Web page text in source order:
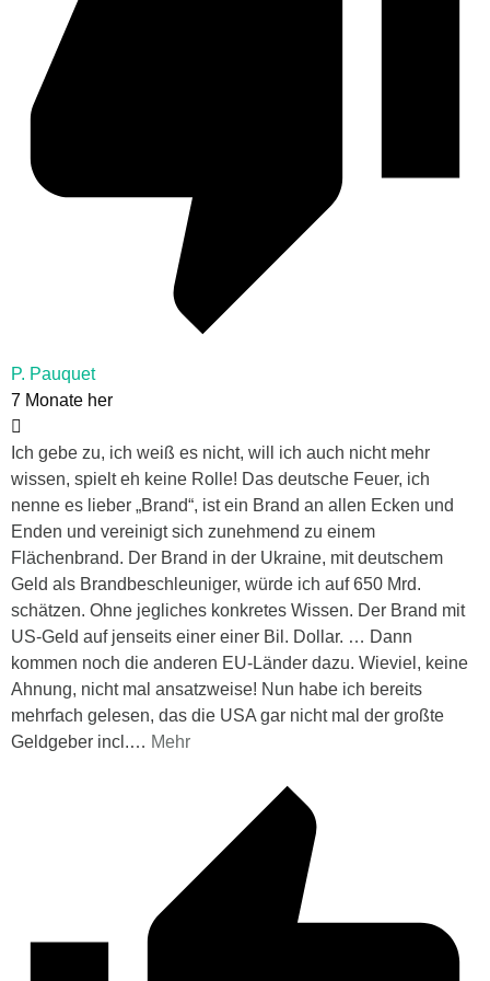
P. Pauquet
7 Monate her
Ich gebe zu, ich weiß es nicht, will ich auch nicht mehr
wissen, spielt eh keine Rolle! Das deutsche Feuer, ich
nenne es lieber „Brand“, ist ein Brand an allen Ecken und
Enden und vereinigt sich zunehmend zu einem
Flächenbrand. Der Brand in der Ukraine, mit deutschem
Geld als Brandbeschleuniger, würde ich auf 650 Mrd.
schätzen. Ohne jegliches konkretes Wissen. Der Brand mit
US-Geld auf jenseits einer einer Bil. Dollar. … Dann
kommen noch die anderen EU-Länder dazu. Wieviel, keine
Ahnung, nicht mal ansatzweise! Nun habe ich bereits
mehrfach gelesen, das die USA gar nicht mal der großte
Geldgeber incl.… Mehr